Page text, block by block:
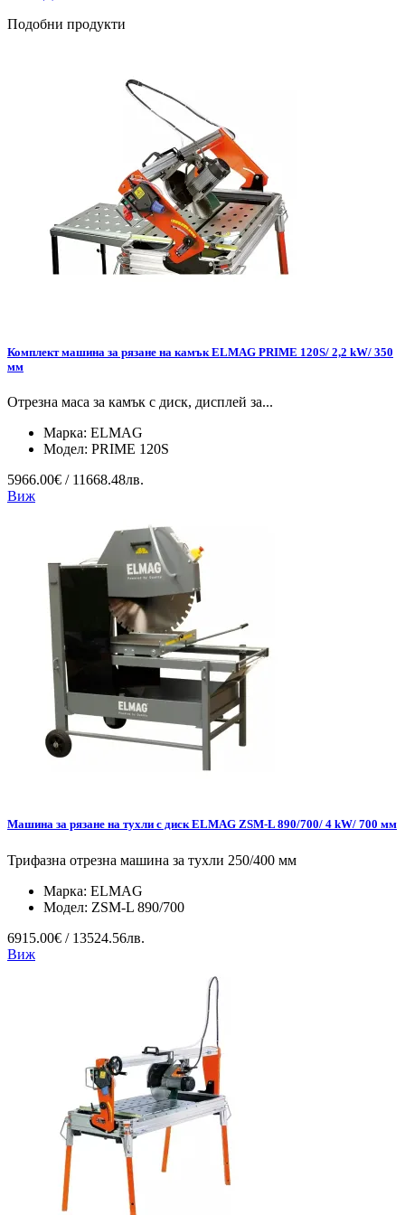
Подобни продукти
Комплект машина за рязане на камък ELMAG PRIME 120S/ 2,2 kW/ 350
мм
Отрезна маса за камък с диск, дисплей за...
Марка: ELMAG
Модел: PRIME 120S
5966.00€ / 11668.48лв.
Виж
Машина за рязане на тухли с диск ELMAG ZSM-L 890/700/ 4 kW/ 700 мм
Трифазна отрезна машина за тухли 250/400 мм
Марка: ELMAG
Модел: ZSM-L 890/700
6915.00€ / 13524.56лв.
Виж